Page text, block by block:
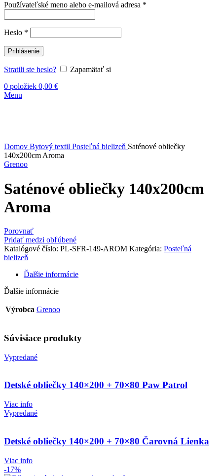
Používateľské meno alebo e-mailová adresa *
Heslo *
Prihlásenie
Stratili ste heslo?
Zapamätať si
0 položiek 0,00 €
Menu
Domov Bytový textil Posteľná bielizeň Saténové obliečky
140x200cm Aroma
Grenoo
Saténové obliečky 140x200cm
Aroma
Porovnať
Pridať medzi obľúbené
Katalógové číslo: PL-SFR-149-AROM Kategória: Posteľná
bielizeň
Ďalšie informácie
Ďalšie informácie
Výrobca Grenoo
Súvisiace produkty
Vypredané
Detské obliečky 140×200 + 70×80 Paw Patrol
Viac info
Vypredané
Detské obliečky 140×200 + 70×80 Čarovná Lienka
Viac info
-17%